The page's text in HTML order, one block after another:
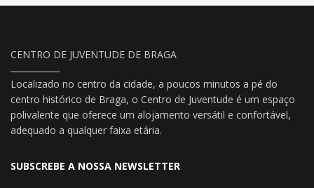
CENTRO DE JUVENTUDE DE BRAGA
Localizado no centro da cidade, a poucos minutos a pé do
centro histórico de Braga, o Centro de Juventude é um espaço
polivalente que oferece um alojamento versátil e confortável,
adequado a qualquer faixa etária.
SUBSCREBE A NOSSA NEWSLETTER